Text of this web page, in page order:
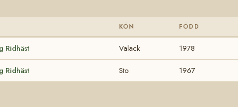
KÖN FÖDD
Ridhäst Valack 1978
Ridhäst Sto 1967